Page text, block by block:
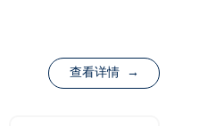
查看详情 →